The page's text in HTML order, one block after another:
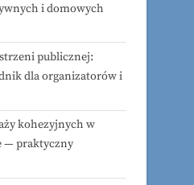
i domowych
publicznej:
dla organizatorów i
kohezyjnych w
— praktyczny